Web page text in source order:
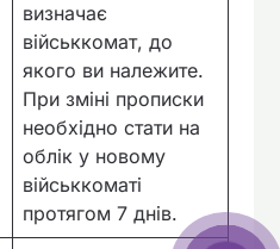
визначає
військкомат, до
якого ви належите.
При зміні прописки
необхідно стати на
облік у новому
військкоматі
протягом 7 днів.